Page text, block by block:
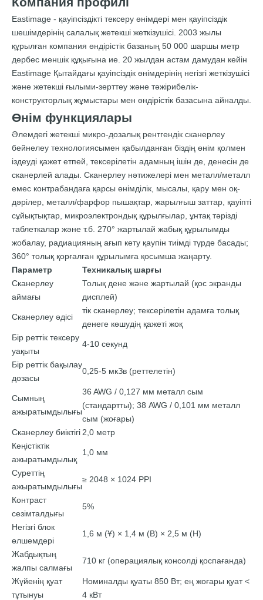
Eastimage - қауіпсіздікті тексеру өнімдері мен қауіпсіздік
шешімдерінің салалық жетекші жеткізушісі. 2003 жылы
құрылған компания өндірістік базаның 50 000 шаршы метр
дербес меншік құқығына ие. 20 жылдан астам дамудан кейін
Eastimage Қытайдағы қауіпсіздік өнімдерінің негізгі жеткізушісі
және жетекші ғылыми-зерттеу және тәжірибелік-
конструкторлық жұмыстары мен өндірістік базасына айналды.
Өнім функциялары
Әлемдегі жетекші микро-дозалық рентгендік сканерлеу
бейнелеу технологиясымен қабылданған біздің өнім қолмен
іздеуді қажет етпей, тексерілетін адамның ішін де, денесін де
сканерлей алады. Сканерлеу нәтижелері мен металл/металл
емес контрабандаға қарсы өнімділік, мысалы, қару мен оқ-
дәрілер, металл/фарфор пышақтар, жарылғыш заттар, қауіпті
сұйықтықтар, микроэлектрондық құрылғылар, ұнтақ тәрізді
таблеткалар және т.б. 270° жартылай жабық құрылымды
жобалау, радиацияның ағып кету қаупін тиімді түрде басады;
360° толық қорғалған құрылымға қосымша жаңарту.
Параметр
Техникалық шарғы
Сканерлеу
аймағы
Толық дене және жартылай (қос экранды
дисплей)
Сканерлеу әдісі
тік сканерлеу; тексерілетін адамға толық
денеге көшудің қажеті жоқ
Бір реттік тексеру
уақыты
4-10 секунд
Бір реттік бақылау
дозасы
0,25-5 мкЗв (реттелетін)
Сымның
ажыратымдылығы
36 AWG / 0,127 мм металл сым
(стандартты); 38 AWG / 0,101 мм металл
сым (жоғары)
Сканерлеу биіктігі 2,0 метр
Кеңістіктік
ажыратымдылық
1,0 мм
Суреттің
ажыратымдылығы
≥ 2048 × 1024 PPI
Контраст
сезімталдығы
5%
Негізгі блок
өлшемдері
1,6 м (Ұ) × 1,4 м (В) × 2,5 м (H)
Жабдықтың
жалпы салмағы
710 кг (операциялық консолді қоспағанда)
Жүйенің қуат
тұтынуы
Номиналды қуаты 850 Вт; ең жоғары қуат <
4 кВт